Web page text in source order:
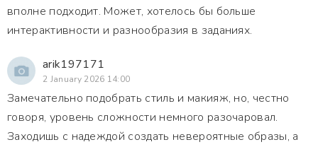
вполне подходит. Может, хотелось бы больше
интерактивности и разнообразия в заданиях.
arik197171
2 January 2026 14:00
Замечательно подобрать стиль и макияж, но, честно
говоря, уровень сложности немного разочаровал.
Заходишь с надеждой создать невероятные образы, а